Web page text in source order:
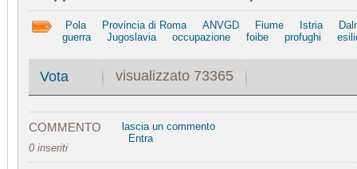
Pola Provincia di Roma ANVGD Fiume Istria
guerra
Jugoslavia occupazione foibe profughi
Vota visualizzato 73365
COMMENTO
0 inseriti
lascia un commento
Entra